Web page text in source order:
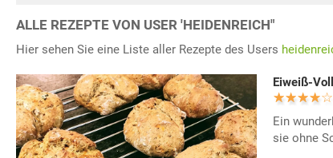
ALLE REZEPTE VON USER 'HEIDENREICH"
Hier sehen Sie eine Liste aller Rezepte des Users
Eiweiß-
Ein
sie ohne